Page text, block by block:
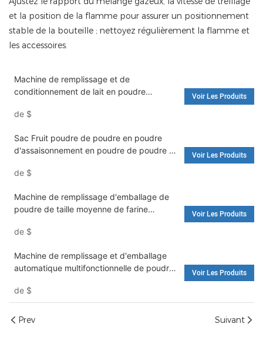
et la position de la flamme pour assurer un positionnement
stable de la bouteille ; nettoyez régulièrement la flamme et
les accessoires.
Machine de remplissage et de
conditionnement de lait en poudre
européenne, machine de remplissage
de $
Voir Les Produits
Sac Fruit poudre de poudre en poudre
d'assaisonnement en poudre de poudre et
machinerie d'emballage
de $
Voir Les Produits
Machine de remplissage d'emballage de
poudre de taille moyenne de farine
Machine de remplissage d'eau et machine
de $
Voir Les Produits
Machine de remplissage et d'emballage
automatique multifonctionnelle de poudre
paprikachili - Machine de remplissage et
machines d'emballage
de $
Voir Les Produits
Prev Suivant